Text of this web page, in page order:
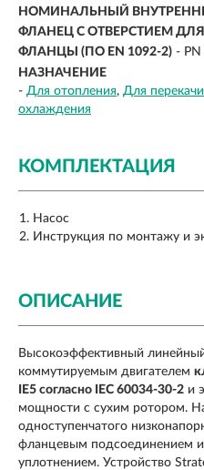
НОМИНАЛЬНЫЙ
ФЛАНЕЦ С ОТВЕРСТИЕМ
ФЛАНЦЫ (ПО EN 1092-2) -
НАЗНАЧЕНИЕ
- Для отопления Для
охлаждения
КОМПЛЕКТАЦИЯ
Насос
Инструкция по монтажу и
ОПИСАНИЕ
Высокоэффективный
коммутируемым двигателем
IE5 согласно IEC 60034-30-2 и
мощности с сухим ротором.
одноступенчатого
фланцевым подсоединением
уплотнением. Устройство